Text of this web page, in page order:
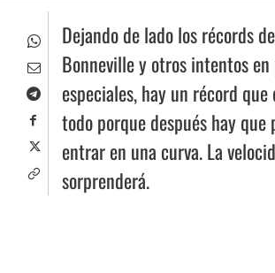
Dejando de lado los récords
Bonneville y otros intentos
especiales, hay un récord
todo porque después hay
entrar en una curva. La
sorprenderá.